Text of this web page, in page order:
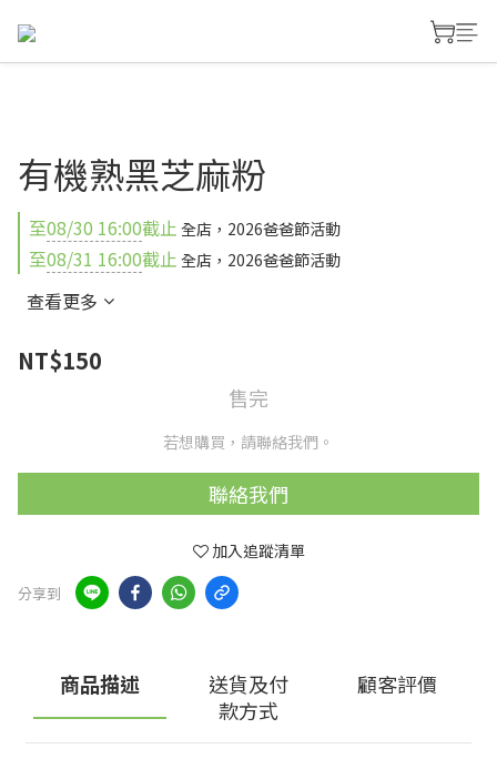
有機熟黑芝麻粉
至08/30 16:00截止 全店，2026爸爸節活動
至08/31 16:00截止 全店，2026爸爸節活動
查看更多
NT$150
售完
若想購買，請聯絡我們。
聯絡我們
加入追蹤清單
分享到
商品描述
送貨及付
款方式
顧客評價